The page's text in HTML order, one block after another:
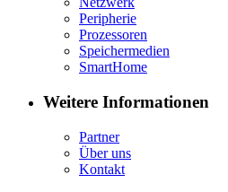
Peripherie
Prozessoren
Speichermedien
SmartHome
Weitere Informationen
Partner
Über uns
Kontakt